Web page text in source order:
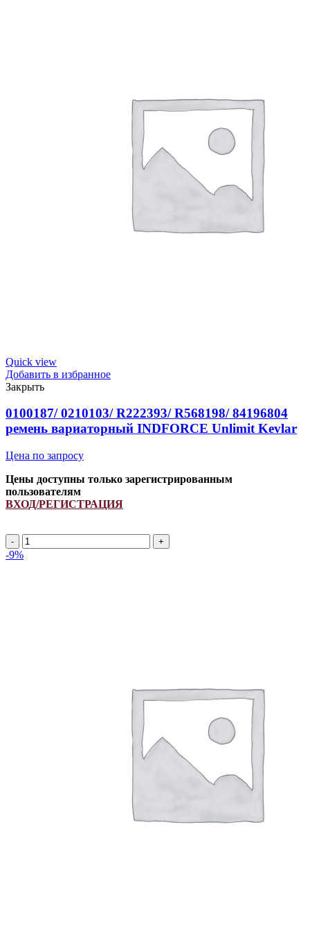
Quick view
Добавить в избранное
Закрыть
0100187/ 0210103/ R222393/ R568198/ 84196804
ремень вариаторный INDFORCE Unlimit Kevlar
Цена по запросу
Цены доступны только зарегистрированным
пользователям
ВХОД/РЕГИСТРАЦИЯ
Количество
товара
-9%